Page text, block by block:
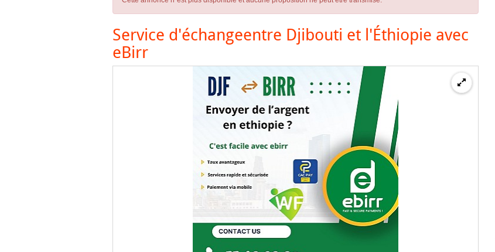
Service d'échangeentre Djibouti et l'Éthiopie avec
eBirr